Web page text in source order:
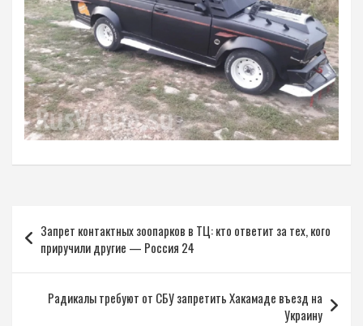
по
записям
Запрет контактных зоопарков в ТЦ: кто ответит за тех, кого
приручили другие — Россия 24
Радикалы требуют от СБУ запретить Хакамаде въезд на
Украину